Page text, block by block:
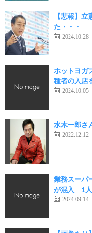
【悲報】
た・・・
2024.10.28
ホットヨガ
種者の入店
2024.10.05
水木一郎さ
2022.12.12
業務スーパ
が混入 1人
2024.09.14